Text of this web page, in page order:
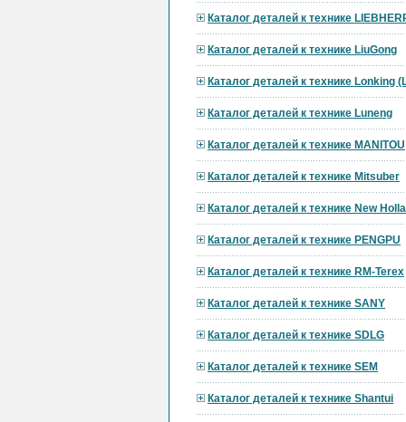
Каталог деталей к технике
Каталог деталей к технике LiuGong
Каталог деталей к технике Lonking
Каталог деталей к технике Luneng
Каталог деталей к технике MANITOU
Каталог деталей к технике Mitsuber
Каталог деталей к технике New
Каталог деталей к технике PENGPU
Каталог деталей к технике RM-Terex
Каталог деталей к технике SANY
Каталог деталей к технике SDLG
Каталог деталей к технике SEM
Каталог деталей к технике Shantui